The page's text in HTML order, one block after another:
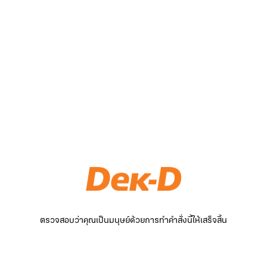
ตรวจสอบว่าคุณเป็นมนุษย์ด้วยการทำคำสั่งนี้ให้เสร็จสิ้น